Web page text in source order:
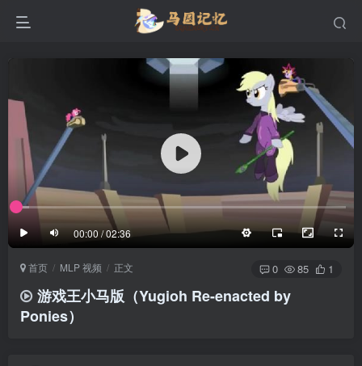
00:00 / 02:36
防止弹幕重叠
100%
1/4 满屏
3/4
25px
极慢 适中 极快
顶部
发送
首页 MLP 视频 正文 0 85 1
游戏王小马版（Yugioh Re-enacted by
Ponies）